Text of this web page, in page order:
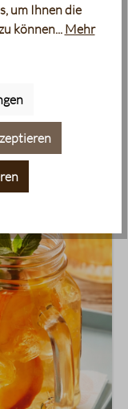
–
rund um
um Ihnen die
können... Mehr